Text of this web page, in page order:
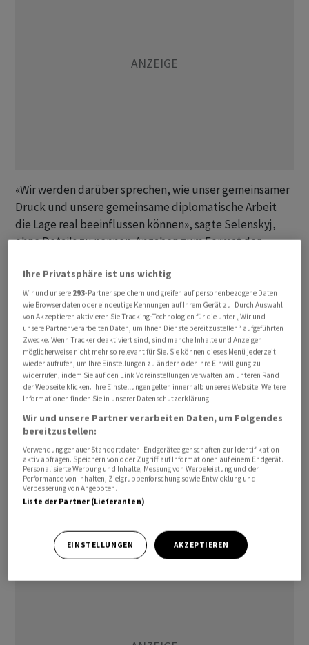
«Wir werden darüber sprechen, wie unser gemeinsamer
Druck und unsere gemeinsame diplomatische Arbeit
die Lage real beeinflussen können», sagte Selenskyj,
ohne Details zu nennen. Angaben zum Format der
dürfte eine Videoschalte gemeint sein.
Friedensbemühungen liegen auf Eis
Die Bemühungen um ein Ende des seit mehr als vier
Jahren dauernden russischen Angriffskrieges lagen in
den vergangenen Wochen auf Eis. Die USA, die sich nicht
als Verbündete der Ukraine, sondern als Vermittler
sehen, waren durch den Iran-Krieg abgelenkt.
Die europäischen Verbündeten Kiews waren bislang
eher am Rande beteiligt. Sie diskutieren aber, mit
welchen Forderungen und welchen Unterhändlern man
wieder mit Russland über ein Kriegsende reden sollte.
seinen maximalen Kriegszielen ab.
Ihre Privatsphäre ist uns wichtig
Wir und unsere 293-Partner speichern und greifen auf personenbezogene Daten
wie Browserdaten oder eindeutige Kennungen auf Ihrem Gerät zu. Durch Auswahl
von Akzeptieren aktivieren Sie Tracking-Technologien für die unter „Wir und
unsere Partner verarbeiten Daten, um Ihnen Dienste bereitzustellen“ aufgeführten
Zwecke. Wenn Tracker deaktiviert sind, sind manche Inhalte und Anzeigen
möglicherweise nicht mehr so relevant für Sie. Sie können dieses Menü jederzeit
wieder aufrufen, um Ihre Einstellungen zu ändern oder Ihre Einwilligung zu
widerrufen, indem Sie auf den Link Voreinstellungen verwalten am unteren Rand
der Webseite klicken. Ihre Einstellungen gelten innerhalb unseres Website. Weitere
Informationen finden Sie in unserer Datenschutzerklärung.
Wir und unsere Partner verarbeiten Daten, um Folgendes
bereitzustellen:
Verwendung genauer Standortdaten. Endgeräteeigenschaften zur Identifikation
aktiv abfragen. Speichern von oder Zugriff auf Informationen auf einem Endgerät.
Personalisierte Werbung und Inhalte, Messung von Werbeleistung und der
Performance von Inhalten, Zielgruppenforschung sowie Entwicklung und
Verbesserung von Angeboten.
Liste der Partner (Lieferanten)
EINSTELLUNGEN AKZEPTIEREN